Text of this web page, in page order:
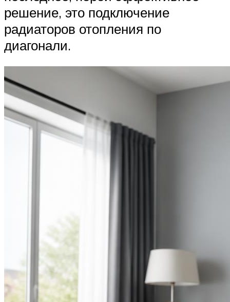
решение, это подключение
радиаторов отопления по
диагонали.